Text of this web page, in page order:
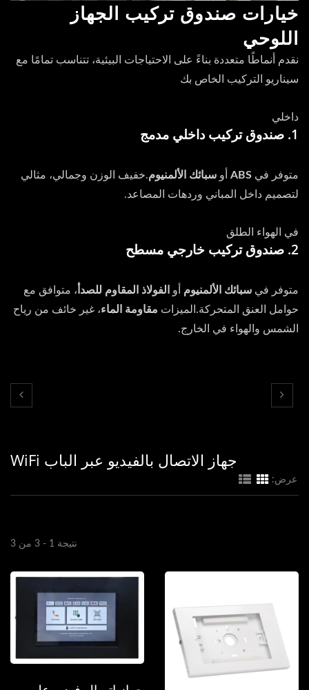
خيارات صندوق تركيب الجهاز
اللوحي
نقدم أنماطًا متعددة بناءً على الاحتياجات البيئية، تتناسب تمامًا مع
سيناريو التركيب الخاص بك
داخلي
1. صندوق تركيب داخلي مدمج
متوفر في ABS أو سبائك الألمنيوم.خفيف الوزن وجمالي، مثالي
لتصميم داخل المباني وردهات المصاعد.
في الهواء الطلق
2. صندوق تركيب خارجي مسطح
متوفر في سبائك الألمنيوم أو الفولاذ المقاوم للصدأ ، متوافق مع
حوامل العنق المتحركة.الميزات مقاومة الماء، غير خائف من رياح
الشمس والهواء في الخارج.
جهاز الاتصال بالفيديو عبر الباب WiFi
عرض:
نتيجة 1 - 3 من 3